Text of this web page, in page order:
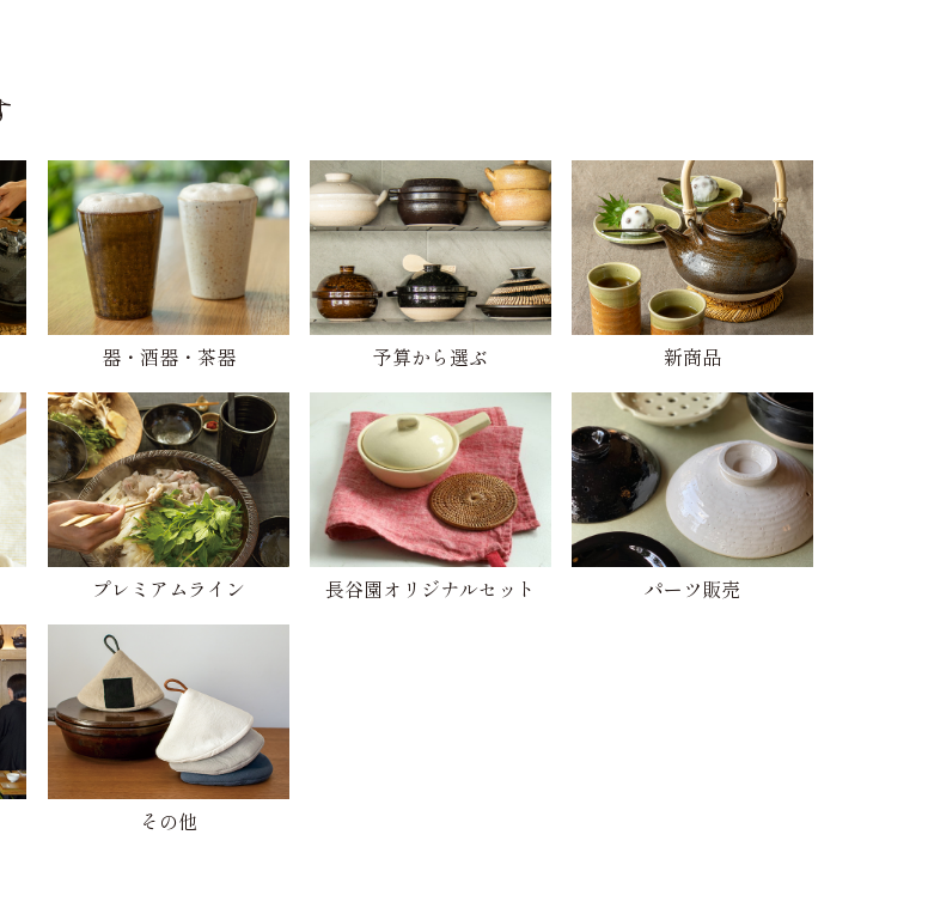
器・酒器・茶器 予算から選ぶ 新商品
プレミアムライン 長谷園オリジナルセット パーツ販売
その他